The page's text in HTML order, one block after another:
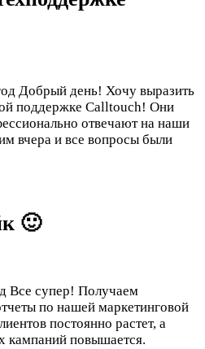
Добрый день! Хочу выразить
поддержке Calltouch! Они
отвечают на наши
вчера и все вопросы были
🙂
Все супер! Получаем
по нашей маркетинговой
постоянно растет, а
кампаний повышается.